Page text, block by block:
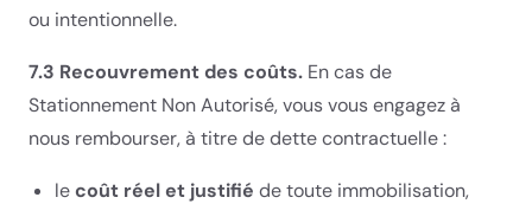
ou intentionnelle.
7.3 Recouvrement des coûts. En cas de
Stationnement Non Autorisé, vous vous engagez à
nous rembourser, à titre de dette contractuelle :
le coût réel et justifié de toute immobilisation,